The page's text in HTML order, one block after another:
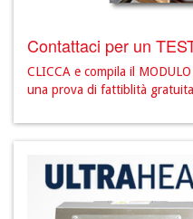
Contattaci per un
CLICCA e compila il
una prova di fattiblità gratuita